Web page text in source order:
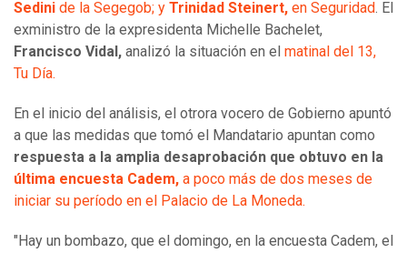
Sedini de la Segegob; y Trinidad Steinert, en Seguridad. El
exministro de la expresidenta Michelle Bachelet,
Francisco Vidal, analizó la situación en el matinal del 13,
Tu Día.
En el inicio del análisis, el otrora vocero de Gobierno apuntó
a que las medidas que tomó el Mandatario apuntan como
respuesta a la amplia desaprobación que obtuvo en la
última encuesta Cadem, a poco más de dos meses de
iniciar su período en el Palacio de La Moneda.
"Hay un bombazo, que el domingo, en la encuesta Cadem, el